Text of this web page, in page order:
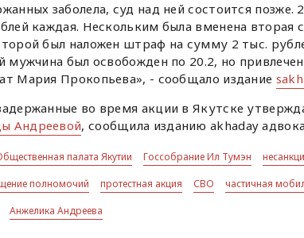
заболела, суд над ней состоится
каждая. Нескольким была вменена вторая
был наложен штраф на сумму 2 тыс.
мужчина был освобожден по 20.2, но
Мария Прокопьева», - сообщало издание
во время акции в Якутске
Андреевой, сообщила изданию akhaday
палата Якутии Госсобрание Ил Тумэн
полномочий
протестная акция СВО частичная
Анжелика Андреева